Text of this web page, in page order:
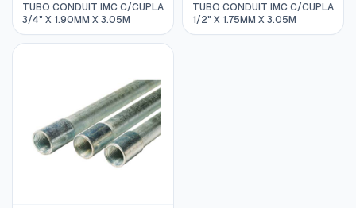
TUBO CONDUIT IMC C/CUPLA
3/4" X 1.90MM X 3.05M
TUBO CONDUIT IMC C/CUPLA
1/2" X 1.75MM X 3.05M